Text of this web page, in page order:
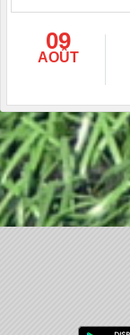
09
AOÛT